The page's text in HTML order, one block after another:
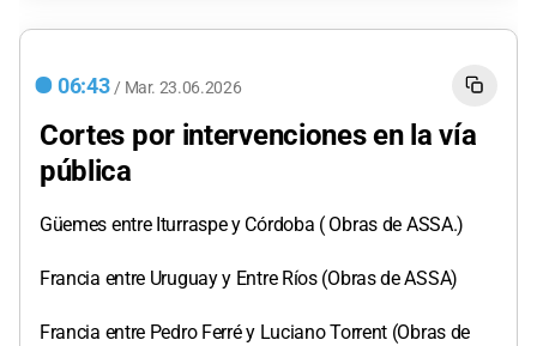
06:43 / Mar. 23.06.2026
Cortes por intervenciones en la vía
pública
Güemes entre Iturraspe y Córdoba ( Obras de ASSA.)
Francia entre Uruguay y Entre Ríos (Obras de ASSA)
Francia entre Pedro Ferré y Luciano Torrent (Obras de